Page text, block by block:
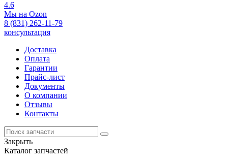
4.6
Мы на Ozon
8 (831) 262-11-79
консультация
Доставка
Оплата
Гарантии
Прайс-лист
Документы
О компании
Отзывы
Контакты
Закрыть
Каталог запчастей